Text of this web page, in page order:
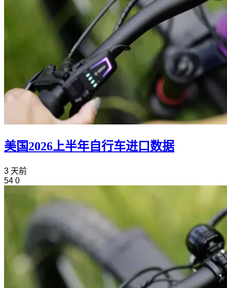
美国2026上半年自行车进口数据
3 天前
54 0